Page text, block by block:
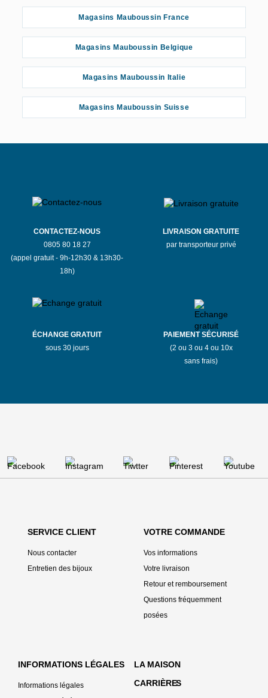
Magasins Mauboussin France
Magasins Mauboussin Belgique
Magasins Mauboussin Italie
Magasins Mauboussin Suisse
CONTACTEZ-NOUS
0805 80 18 27
(appel gratuit - 9h-12h30 & 13h30-
18h)
LIVRAISON GRATUITE
par transporteur privé
ÉCHANGE GRATUIT
sous 30 jours
PAIEMENT SÉCURISÉ
(2 ou 3 ou 4 ou 10x
sans frais)
SERVICE CLIENT
Nous contacter
Entretien des bijoux
VOTRE COMMANDE
Vos informations
Votre livraison
Retour et remboursement
Questions fréquemment
posées
INFORMATIONS LÉGALES
Informations légales
LA MAISON
CARRIÈRES